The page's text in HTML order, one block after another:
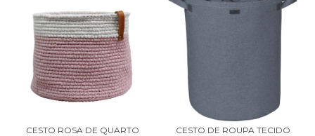
CESTO ROSA DE QUARTO
CESTO DE ROUPA TECIDO